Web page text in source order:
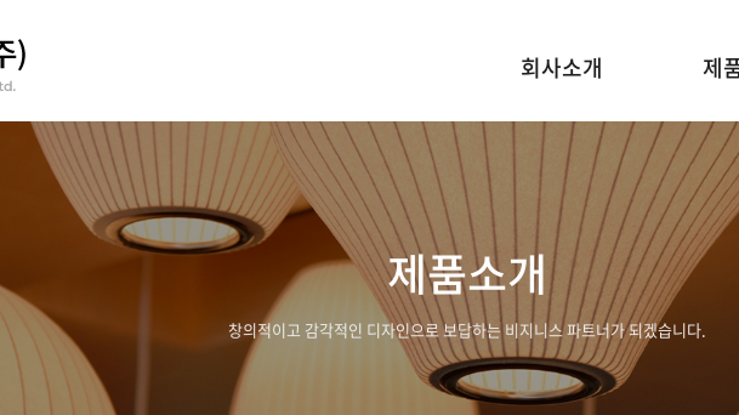
회사소개 제
제품소개
창의적이고 감각적인 디자인으로 보답하는 비지니스 파트너가 되겠습니다.